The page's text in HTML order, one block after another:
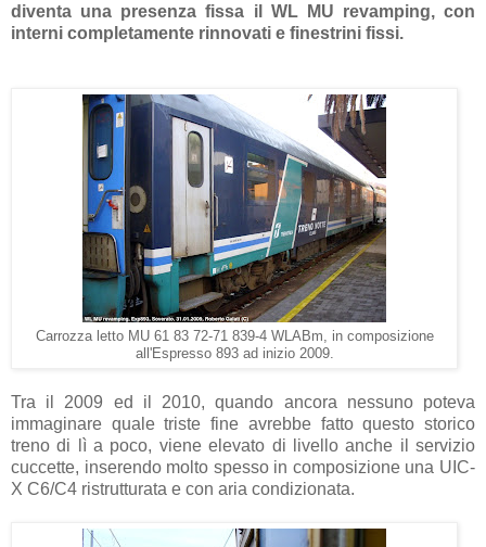
diventa una presenza fissa il WL MU revamping, con
interni completamente rinnovati e finestrini fissi.
Carrozza letto MU 61 83 72-71 839-4 WLABm, in composizione
all'Espresso 893 ad inizio 2009.
Tra il 2009 ed il 2010, quando ancora nessuno poteva
immaginare quale triste fine avrebbe fatto questo storico
treno di lì a poco, viene elevato di livello anche il servizio
cuccette, inserendo molto spesso in composizione una UIC-
X C6/C4 ristrutturata e con aria condizionata.